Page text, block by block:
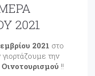
2021
2021 στο
την
!!